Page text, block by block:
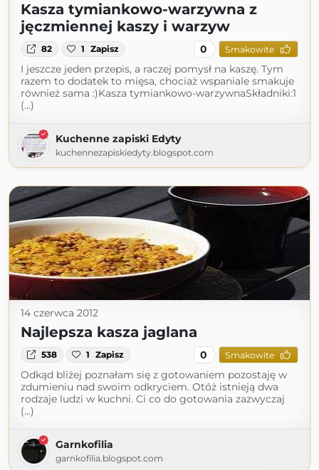
Kasza tymiankowo-warzywna z
jęczmiennej kaszy i warzyw
82 1 Zapisz 0 Smakowite
I jeszcze jeden przepis, a raczej pomysł na kaszę. Tym
razem to dodatek to mięsa, chociaż wspaniale smakuje
również sama :)Kasza tymiankowo-warzywnaSkładniki:1
(...)
Kuchenne zapiski Edyty
kuchennezapiskiedyty.blogspot.com
14 czerwca 2012
Najlepsza kasza jaglana
538 1 Zapisz 0 Smakowite
Odkąd bliżej poznałam się z gotowaniem pozostaję w
zdumieniu nad swoim odkryciem. Otóż istnieją dwa
rodzaje ludzi w kuchni. Ci co do gotowania zazwyczaj
(...)
Garnkofilia
garnkofilia.blogspot.com